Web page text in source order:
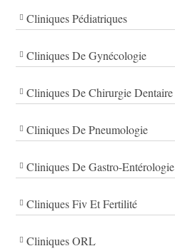
Cliniques Pédiatriques
Cliniques De Gynécologie
Cliniques De Chirurgie Dentaire
Cliniques De Pneumologie
Cliniques De Gastro-Entérologie
Cliniques Fiv Et Fertilité
Cliniques ORL